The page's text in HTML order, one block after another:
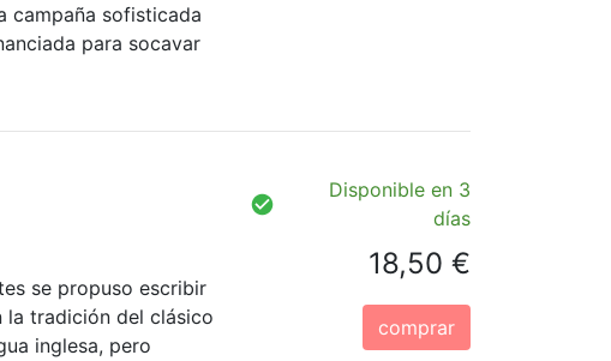
campaña sofisticada
para socavar
se propuso escribir
la tradición del clásico
inglesa, pero
Disponible en 3
días
18,50 €
comprar